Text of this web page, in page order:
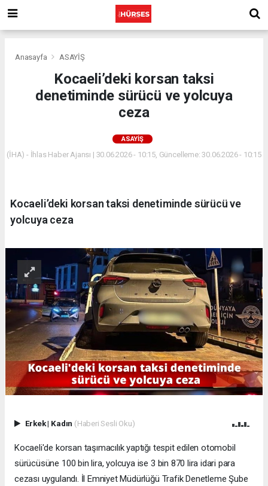
Anasayfa ASAYİŞ
Kocaeli’deki korsan taksi
denetiminde sürücü ve yolcuya
ceza
ASAYİŞ
(İHA) - İhlas Haber Ajansı | 30.06.2026 - 10:15, Güncelleme: 30.06.2026 - 10:15
Kocaeli’deki korsan taksi denetiminde sürücü ve
yolcuya ceza
Erkek| Kadın (Haberi Sesli Oku)
Kocaeli'de korsan taşımacılık yaptığı tespit edilen otomobil
sürücüsüne 100 bin lira, yolcuya ise 3 bin 870 lira idari para
cezası uygulandı. İl Emniyet Müdürlüğü Trafik Denetleme Şube